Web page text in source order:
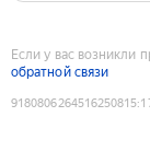
Если у вас возникли
обратной связи
9180806264516250815: